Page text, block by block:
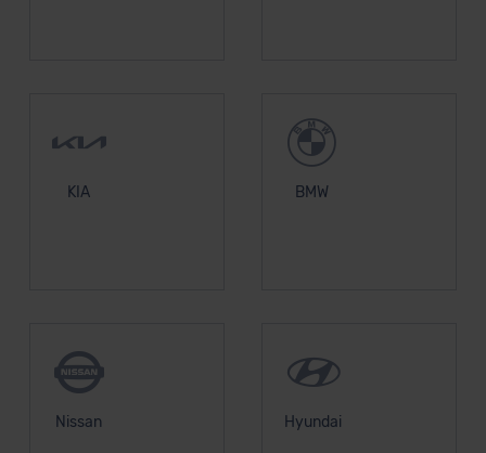
KIA BMW
Nissan Hyundai